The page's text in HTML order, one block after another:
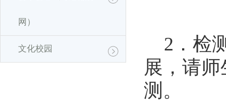
网）
文化校园 2 ． 检
展，请
测。